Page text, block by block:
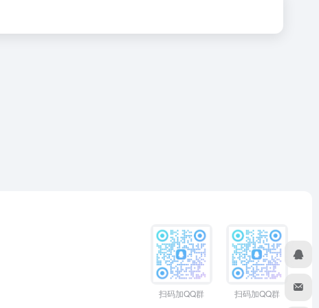
扫码加QQ群 扫码加QQ群